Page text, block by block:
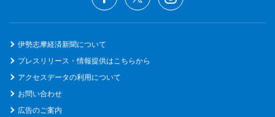
伊勢志摩経済新聞について
プレスリリース・情報提供はこちらから
アクセスデータの利用について
お問い合わせ
広告のご案内